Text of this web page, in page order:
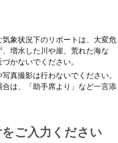
象状況下のリポートは、大変危
増水した川や崖、荒れた海な
かないでください。
真撮影は行わないでください。
は、「助手席より」など一言添
ご入力 ください